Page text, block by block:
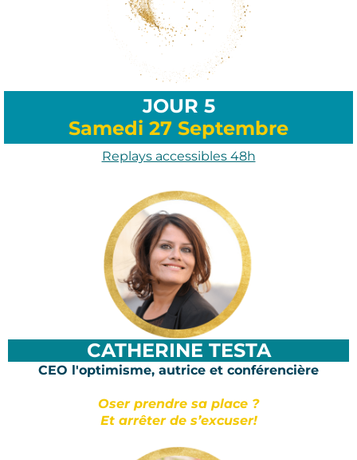
JOUR 5
Samedi 27 Septembre
Replays accessibles 48h
CATHERINE TESTA
CEO l'optimisme, autrice et conférencière
Oser prendre sa place ?
Et arrêter de s’excuser!